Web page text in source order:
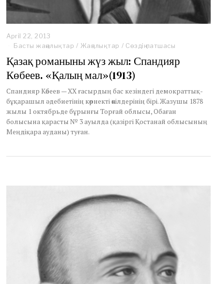
April 22, 2013
p
i
l
1
2
0
1
3
Басты жаңалықтар / Жаңалықтар / Сөздің патшасы
Қазақ романыны жүз жыл: Спандияр
Көбеев. «Қалың мал»(1913)
Спандияр Көбеев — XX ғасырдың бас кезіндегі демократтық-
бұқарашыл әдебиетінің көрнекті өкілдерінің бірі. Жазушы 1878
жылы 1 октябрьде бұрынғы Торғай облысы, Обаған
болысына қарасты № 3 ауылда (қазіргі Қостанай облысының
Меңдіқара ауданы) туған.